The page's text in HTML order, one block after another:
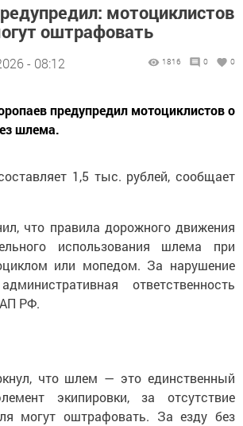
мотоциклистов
оштрафовать
- 08:12 1816 0 0
предупредил мотоциклистов о
шлема.
1,5 тыс. рублей, сообщает
что правила дорожного движения
использования шлема при
или мопедом. За нарушение
ответственность
РФ.
что шлем — это единственный
экипировки, за отсутствие
могут оштрафовать. За езду без